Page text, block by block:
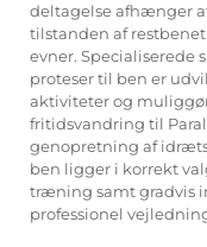
deltagelse afhænger
tilstanden af
evner. Specialiserede
proteser til ben er
aktiviteter og
fritidsvandring til
genopretning af
ben ligger i korrekt
træning samt gradvis
professionel